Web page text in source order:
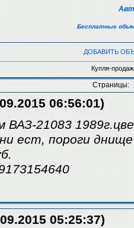
Бесплатные
ДОБАВИТЬ
Купля-
Страницы:
06:56:01)
ВАЗ-21083
ест, пороги
05:25:37)